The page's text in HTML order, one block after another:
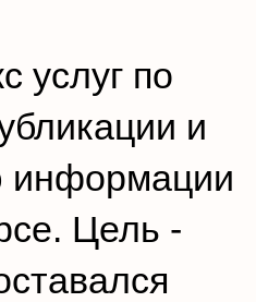
услуг по
и
информации
Цель -